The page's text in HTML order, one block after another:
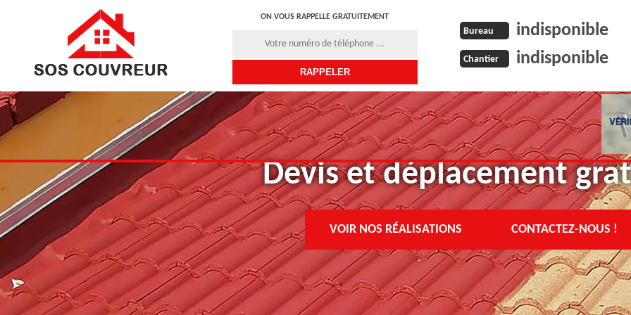
ON VOUS RAPPELLE GRATUITEMENT
Bureau indisponible
Chantier indisponible
Devis et déplacement
VOIR NOS RÉALISATIONS CONTACTEZ-NOUS !